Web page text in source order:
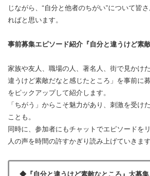
じながら、“自分と他者のちがい”について皆
ればと思います。
事前募集エピソード紹介『自分と違うけど素敵
家族や友人、職場の人、著名人、街で見かけ
違うけど素敵だなと感じたところ」を事前に
をピックアップして紹介します。
「ちがう」からこそ魅力があり、刺激を受け
ことも。
同時に、参加者にもチャットでエピソードを
人の声を時間の許すかぎり読み上げていきます
◆『自分と違うけど素敵なところ』大募集